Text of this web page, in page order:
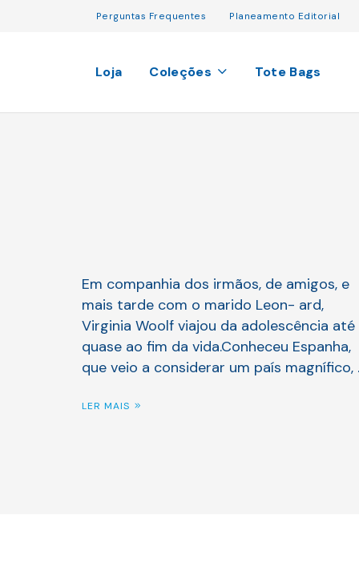
Perguntas Frequentes Planeamento Editorial
Loja Coleções Tote Bags
Em companhia dos irmãos, de amigos, e
mais tarde com o marido Leon- ard,
Virginia Woolf viajou da adolescência até
quase ao fim da vida.Conheceu Espanha,
que veio a considerar um país magnífico,
LER MAIS